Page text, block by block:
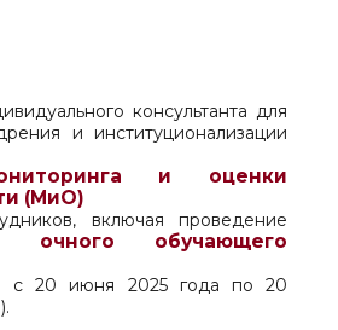
консультанта для
и институционализации
и оценки
(МиО)
включая проведение
очного обучающего
с 20 июня 2025 года по 20